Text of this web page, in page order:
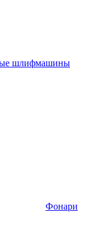
шлифмашины
Фонари